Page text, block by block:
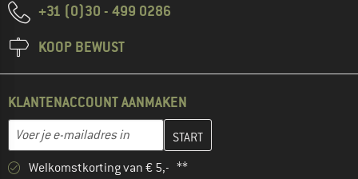
+31 (0)30 - 499 0286
KOOP BEWUST
KLANTENACCOUNT AANMAKEN
E-mailadres
Vul je e-mailadres hier in en maak in de volgende stap je
Welkomstkorting van € 5,- **